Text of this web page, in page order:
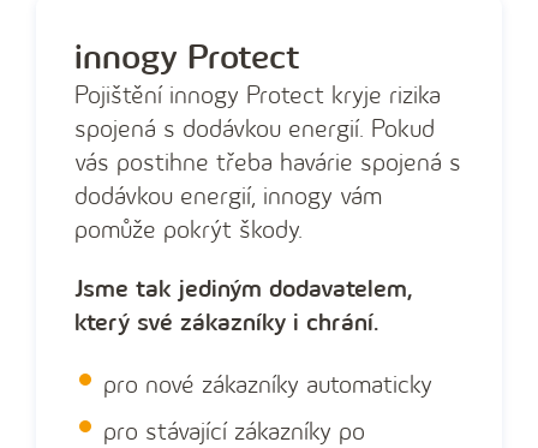
e
t
e
l
e
f
n
n
innogy Protect
Pojištění innogy Protect kryje rizika
spojená s dodávkou energií. Pokud
vás postihne třeba havárie spojená s
dodávkou energií, innogy vám
pomůže pokrýt škody.
Jsme tak jediným dodavatelem,
který své zákazníky i chrání.
pro nové zákazníky automaticky
pro stávající zákazníky po